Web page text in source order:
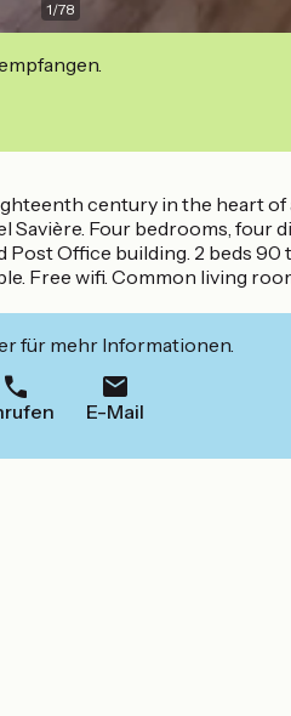
1/78
century in the heart
Four bedrooms,
Office building. 2 beds 90
Free wifi. Common living
für mehr Informationen.
E-Mail